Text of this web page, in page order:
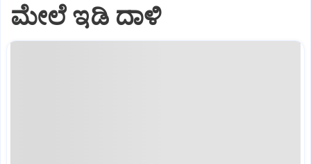
ಮೇಲೆ ಇಡಿ‌ ದಾಳಿ